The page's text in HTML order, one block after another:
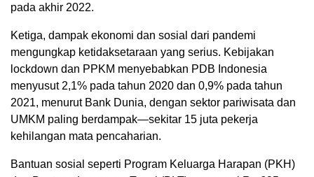
pada akhir 2022.
Ketiga, dampak ekonomi dan sosial dari pandemi
mengungkap ketidaksetaraan yang serius. Kebijakan
lockdown dan PPKM menyebabkan PDB Indonesia
menyusut 2,1% pada tahun 2020 dan 0,9% pada tahun
2021, menurut Bank Dunia, dengan sektor pariwisata dan
UMKM paling berdampak—sekitar 15 juta pekerja
kehilangan mata pencaharian.
Bantuan sosial seperti Program Keluarga Harapan (PKH)